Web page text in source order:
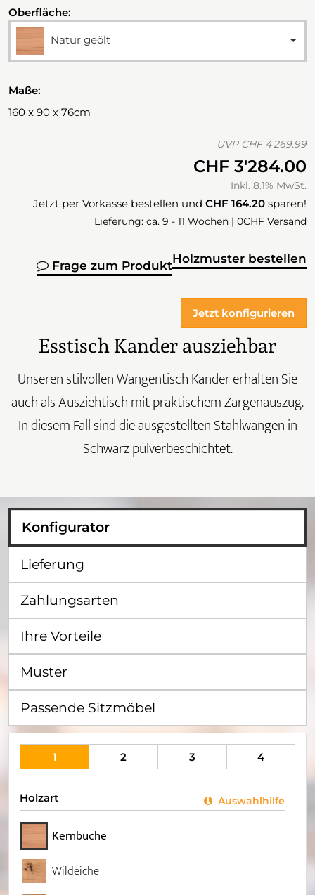
Oberfläche:
Natur geölt
Maße:
160 x 90 x 76cm
UVP CHF 4'269.99
CHF 3'284.00
Inkl. 8.1% MwSt.
Jetzt per Vorkasse bestellen und CHF 164.20 sparen!
Lieferung: ca. 9 - 11 Wochen | 0CHF Versand
Holzmuster bestellen
Frage zum Produkt
Jetzt konfigurieren
Esstisch Kander ausziehbar
Unseren stilvollen Wangentisch Kander erhalten Sie
auch als Ausziehtisch mit praktischem Zargenauszug.
In diesem Fall sind die ausgestellten Stahlwangen in
Schwarz pulverbeschichtet.
Konfigurator
Lieferung
Zahlungsarten
Ihre Vorteile
Muster
Passende Sitzmöbel
1 2 3 4
Holzart Auswahlhilfe
Kernbuche
Wildeiche